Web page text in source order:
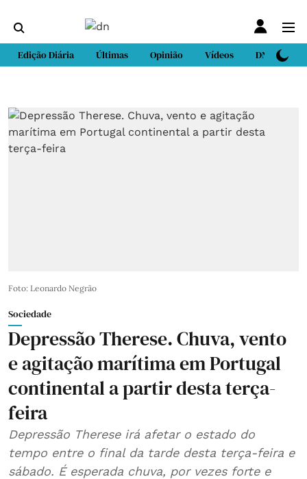
Edição Diária Últimas Opinião Vídeos DN Sport
Foto: Leonardo Negrão
Sociedade
Depressão Therese. Chuva, vento
e agitação marítima em Portugal
continental a partir desta terça-
feira
Depressão Therese irá afetar o estado do
tempo entre o final da tarde desta terça-feira e
sábado. É esperada chuva, por vezes forte e